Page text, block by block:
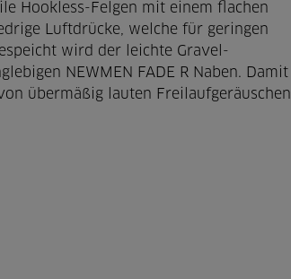
Hookless-Felgen mit einem flachen
Luftdrücke, welche für geringen
wird der leichte Gravel-
NEWMEN FADE R Naben. Damit
übermäßig lauten Freilaufgeräuschen